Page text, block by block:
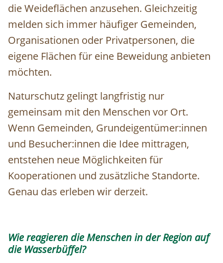
die Weideflächen anzusehen. Gleichzeitig
melden sich immer häufiger Gemeinden,
Organisationen oder Privatpersonen, die
eigene Flächen für eine Beweidung anbieten
möchten.
Naturschutz gelingt langfristig nur
gemeinsam mit den Menschen vor Ort.
Wenn Gemeinden, Grundeigentümer:innen
und Besucher:innen die Idee mittragen,
entstehen neue Möglichkeiten für
Kooperationen und zusätzliche Standorte.
Genau das erleben wir derzeit.
Wie reagieren die Menschen in der Region auf
die Wasserbüffel?